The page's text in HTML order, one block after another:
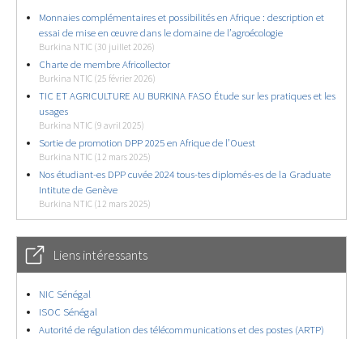
Monnaies complémentaires et possibilités en Afrique : description et
essai de mise en œuvre dans le domaine de l’agroécologie
Burkina NTIC (30 juillet 2026)
Charte de membre Africollector
Burkina NTIC (25 février 2026)
TIC ET AGRICULTURE AU BURKINA FASO Étude sur les pratiques et les
usages
Burkina NTIC (9 avril 2025)
Sortie de promotion DPP 2025 en Afrique de l’Ouest
Burkina NTIC (12 mars 2025)
Nos étudiant-es DPP cuvée 2024 tous-tes diplomés-es de la Graduate
Intitute de Genève
Burkina NTIC (12 mars 2025)
Liens intéressants
NIC Sénégal
ISOC Sénégal
Autorité de régulation des télécommunications et des postes (ARTP)